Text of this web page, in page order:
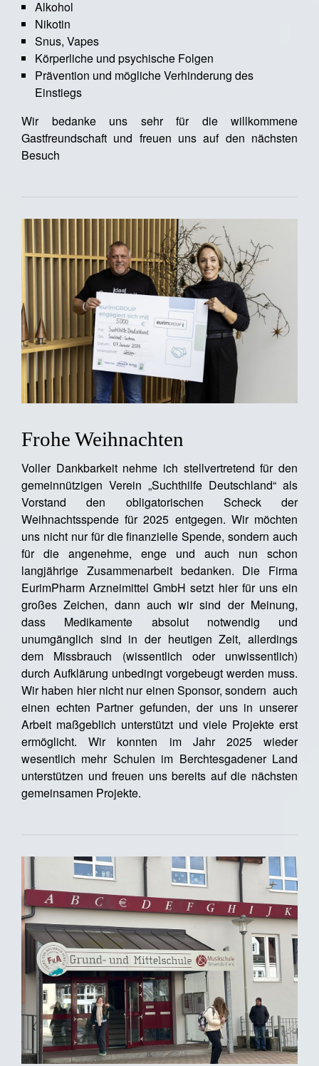
Alkohol
Nikotin
Snus, Vapes
Körperliche und psychische Folgen
Prävention und mögliche Verhinderung des
Einstiegs
Wir bedanke uns sehr für die willkommene
Gastfreundschaft und freuen uns auf den nächsten
Besuch
Frohe Weihnachten
Voller Dankbarkeit nehme ich stellvertretend für den
gemeinnützigen Verein „Suchthilfe Deutschland“ als
Vorstand den obligatorischen Scheck der
Weihnachtsspende für 2025 entgegen. Wir möchten
uns nicht nur für die finanzielle Spende, sondern auch
für die angenehme, enge und auch nun schon
langjährige Zusammenarbeit bedanken. Die Firma
EurimPharm Arzneimittel GmbH setzt hier für uns ein
großes Zeichen, dann auch wir sind der Meinung,
dass Medikamente absolut notwendig und
unumgänglich sind in der heutigen Zeit, allerdings
dem Missbrauch (wissentlich oder unwissentlich)
durch Aufklärung unbedingt vorgebeugt werden muss.
Wir haben hier nicht nur einen Sponsor, sondern auch
einen echten Partner gefunden, der uns in unserer
Arbeit maßgeblich unterstützt und viele Projekte erst
ermöglicht. Wir konnten im Jahr 2025 wieder
wesentlich mehr Schulen im Berchtesgadener Land
unterstützen und freuen uns bereits auf die nächsten
gemeinsamen Projekte.